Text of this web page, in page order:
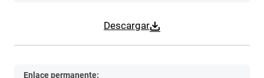
Descargar
Enlace permanente: